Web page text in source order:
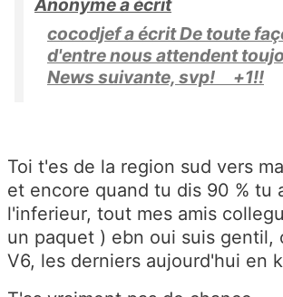
Anonyme a écrit
cocodjef a écrit De toute
d'entre nous attendent
News suivante, svp! +1!!
Toi t'es de la region sud vers
et encore quand tu dis 90 % tu
l'inferieur, tout mes amis
un paquet ) ebn oui suis gentil,
V6, les derniers aujourd'hui en